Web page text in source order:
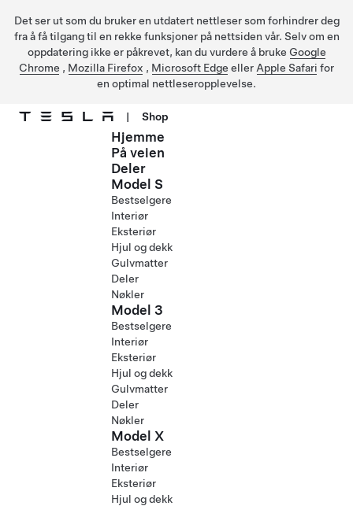
Det ser ut som du bruker en utdatert nettleser som forhindrer deg
fra å få tilgang til en rekke funksjoner på nettsiden vår. Selv om en
oppdatering ikke er påkrevet, kan du vurdere å bruke Google
Chrome , Mozilla Firefox , Microsoft Edge eller Apple Safari for
en optimal nettleseropplevelse.
| Shop
Hjemme
På veien
Deler
Model S
Bestselgere
Interiør
Eksteriør
Hjul og dekk
Gulvmatter
Deler
Nøkler
Model 3
Bestselgere
Interiør
Eksteriør
Hjul og dekk
Gulvmatter
Deler
Nøkler
Model X
Bestselgere
Interiør
Eksteriør
Hjul og dekk